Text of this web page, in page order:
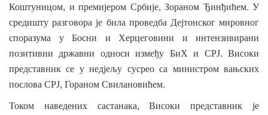
Коштуницом, и премијером Србије, Зораном Ђинђићем. У
средишту разговора је била проведба Дејтонског мировног
споразума
у Босни и Херцеговини и
интензивирани
позитивни
државни односи између БиХ и СРЈ.Високи
представник се у недјељу сусрео са министром вањских
послова СРЈ, Гораном Свилановићем.
Током наведених састанака,Високи представник
је